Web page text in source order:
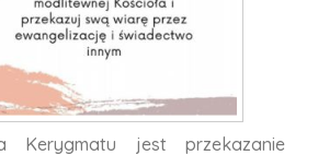
Kerygmatu jest przekazanie